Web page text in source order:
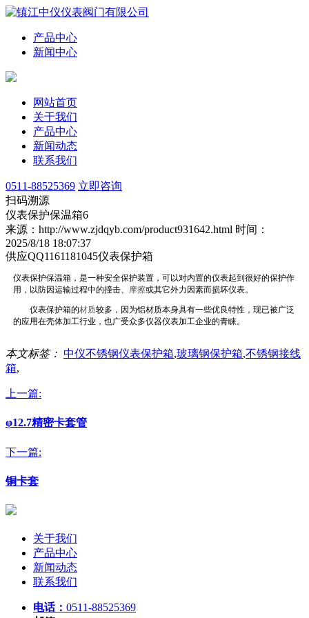
产品中心
新闻中心
网站首页
关于我们
产品中心
新闻动态
联系我们
0511-88525369 立即咨询
扫码溯源
仪表保护保温箱6
来源：http://www.zjdqyb.com/product931642.html 时间：
2025/8/18 18:07:37
供应QQ1161181045仪表保护箱
仪表保护保温箱 ，是一种安全保护装置，可以对内置的仪表起到很好的保护作
用，以防因运输过程中的撞击、 摩擦或其它外力因素而损坏仪表。
仪表保护箱的材质较多，因为铝材质本身具有一些优良特性，现已被广泛
的应用在壳体加工行业，也广受众多仪器仪表加工企业的青睐。
本文标签： 中仪不锈钢仪表保护箱,玻璃钢保护箱,不锈钢接线
箱,
上一篇:
φ12.7精密卡套管
下一篇:
铜卡套
关于我们
产品中心
新闻动态
联系我们
电话： 0511-88525369